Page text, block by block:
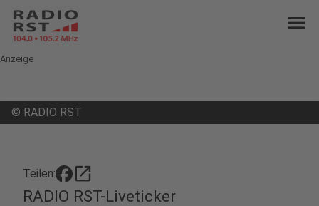
menu
Anzeige
© RADIO RST
Teilen: open_in_new
RADIO RST-Liveticker